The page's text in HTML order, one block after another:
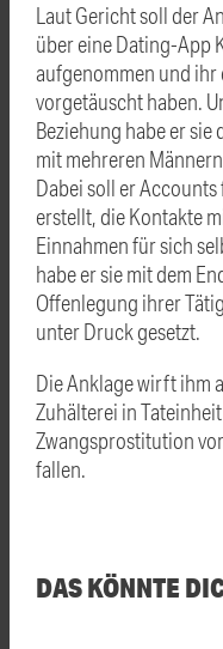
Laut Gericht soll der
über eine Dating-App
aufgenommen und ihr
vorgetäuscht haben.
Beziehung habe er
mit mehreren
Dabei soll er
erstellt, die Kontakte
Einnahmen für sich
habe er sie mit dem
Offenlegung ihrer
unter Druck gesetzt.
Die Anklage wirft ihm
Zuhälterei in
Zwangsprostitution
fallen.
DAS KÖNNTE